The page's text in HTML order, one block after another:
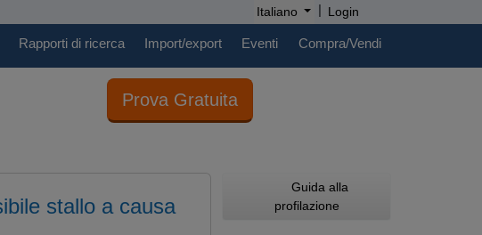
Italiano | Login
Rapporti di ricerca Import/export Eventi Compra/Vendi
Prova Gratuita
stallo a causa
Guida alla
profilazione